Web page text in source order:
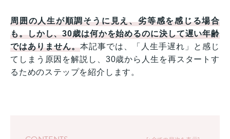
周囲の人生が順調そうに見え、劣等感を感じる場合
も。しかし、30歳は何かを始めるのに決して遅い年齢
ではありません。本記事では、「人生手遅れ」と感じ
てしまう原因を解説し、30歳から人生を再スタートす
るためのステップを紹介します。